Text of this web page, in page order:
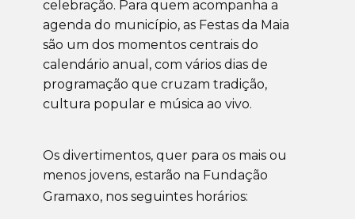
celebração. Para quem acompanha a
agenda do município, as Festas da Maia
são um dos momentos centrais do
calendário anual, com vários dias de
programação que cruzam tradição,
cultura popular e música ao vivo.
Os divertimentos, quer para os mais ou
menos jovens, estarão na Fundação
Gramaxo, nos seguintes horários: